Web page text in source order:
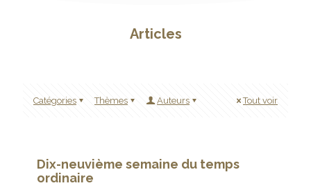
Articles
Catégories Thèmes Auteurs Tout voir
Dix-neuvième semaine du temps
ordinaire